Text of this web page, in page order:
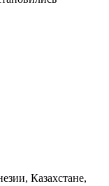
Казахстане,